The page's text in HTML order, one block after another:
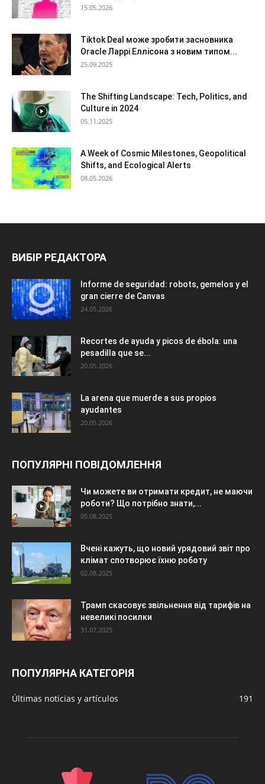
15.05.2026
Tiktok Deal може зробити засновника
Oracle Ларрі Еллісона з новим типом...
25.09.2025
The Shifting Landscape: Tech, Politics, and
Culture in 2024
05.11.2025
A Week of Cosmic Milestones, Geopolitical
Shifts, and Ecological Alerts
08.05.2026
ВИБІР РЕДАКТОРА
Informe de seguridad: robots, gemelos y el
gran cierre de Canvas
24.05.2026
Recortes de ayuda y picos de ébola: una
pesadilla que se...
20.05.2026
La arena que muerde a sus propios
ayudantes
20.05.2026
ПОПУЛЯРНІ ПОВІДОМЛЕННЯ
Чи можете ви отримати кредит, не маючи
роботи? Що потрібно знати,...
05.08.2025
Вчені кажуть, що новий урядовий звіт про
клімат спотворює їхню роботу
02.08.2025
Трамп скасовує звільнення від тарифів на
невеликі посилки
31.07.2025
ПОПУЛЯРНА КАТЕГОРІЯ
Últimas noticias y artículos 191